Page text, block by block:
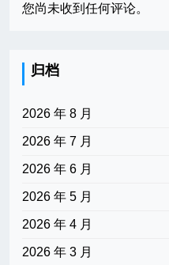
您尚未收到任何评论。
归档
2026 年 8 月
2026 年 7 月
2026 年 6 月
2026 年 5 月
2026 年 4 月
2026 年 3 月